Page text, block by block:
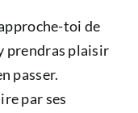
toi de
prendras plaisir
passer.
par ses